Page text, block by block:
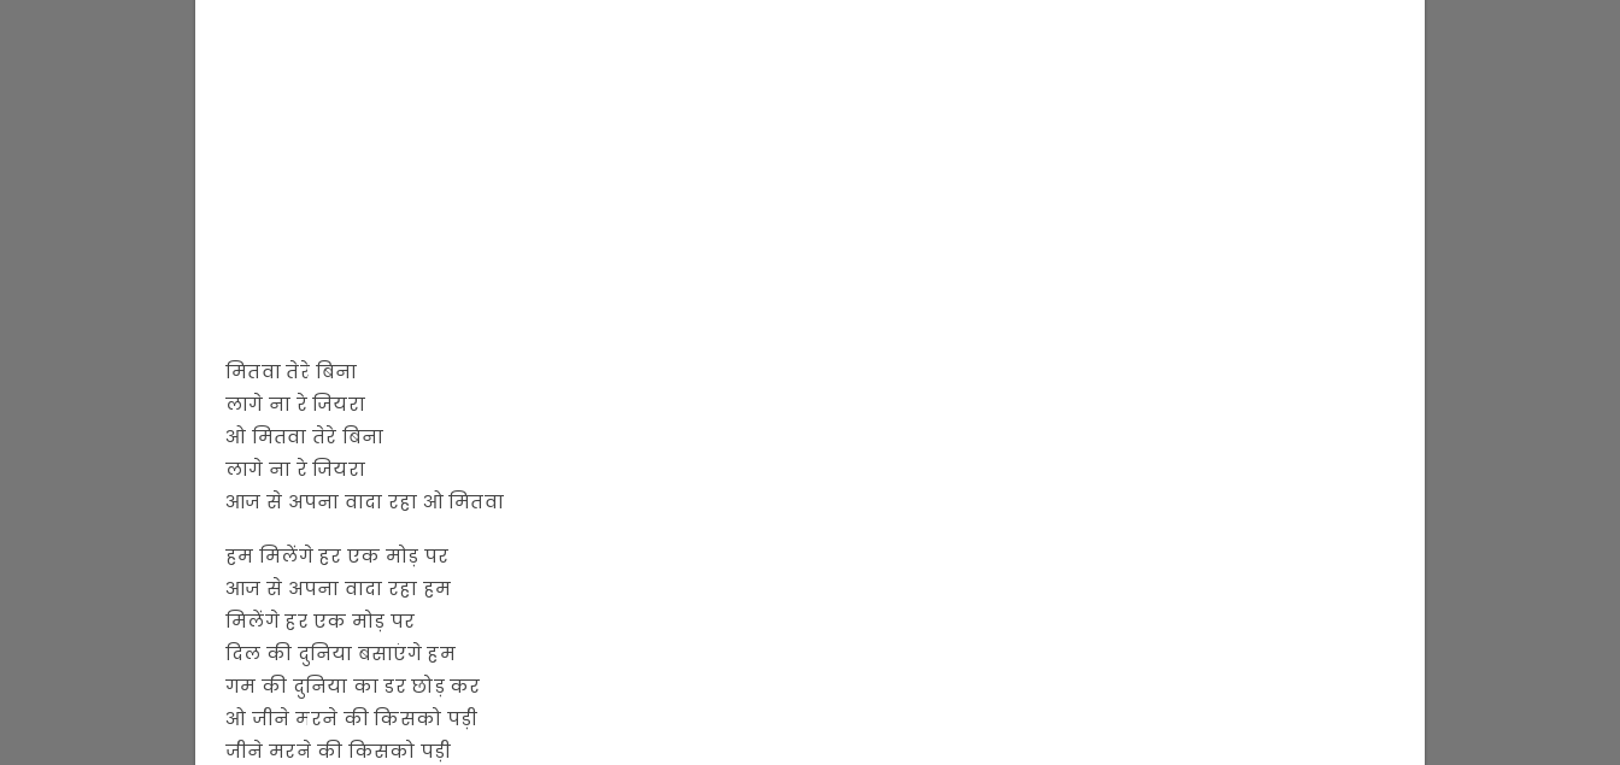
मितवा तेरे बिना
लागे ना रे जियरा
ओ मितवा तेरे बिना
लागे ना रे जियरा
आज से अपना वादा रहा ओ मितवा
हम मिलेंगे हर एक मोड़ पर
आज से अपना वादा रहा हम
मिलेंगे हर एक मोड़ पर
दिल की दुनिया बसाएंगे हम
गम की दुनिया का डर छोड़ कर
ओ जीने मरने की किसको पड़ी
जीने मरने की किसको पड़ी